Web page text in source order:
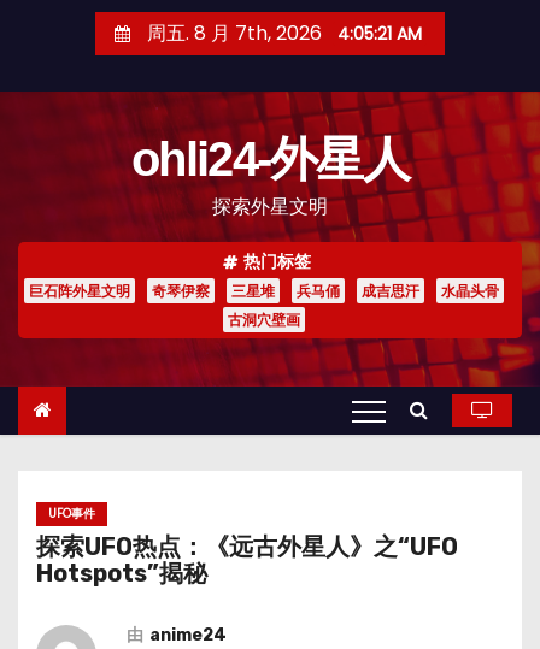
周五. 8 月 7th, 2026 4:05:22 AM
ohli24-外星人
探索外星文明
热门标签
巨石阵外星文明 奇琴伊察 三星堆 兵马俑 成吉思汗
水晶头骨
古洞穴壁画
UFO事件
探索UFO热点：《远古外星人》之“UFO
Hotspots”揭秘
由 anime24